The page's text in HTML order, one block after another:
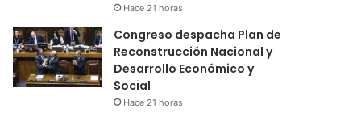
Hace 21 horas
Congreso despacha Plan de
Reconstrucción Nacional y
Desarrollo Económico y
Social
Hace 21 horas